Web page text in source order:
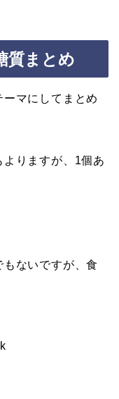
質まとめ
マにしてまとめ
りますが、1個あ
ないですが、食